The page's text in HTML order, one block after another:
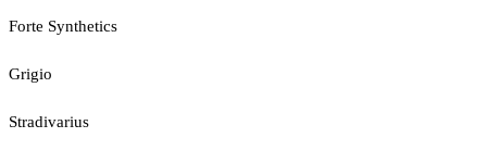
Forte Synthetics
Grigio
Stradivarius